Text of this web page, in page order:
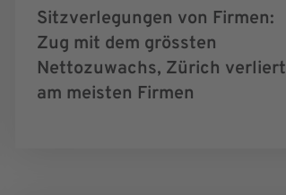
Sitzverlegungen von Firmen:
Zug mit dem grössten
Nettozuwachs, Zürich verliert
am meisten Firmen